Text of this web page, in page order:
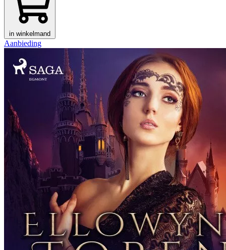
in winkelmand
Aanbieding